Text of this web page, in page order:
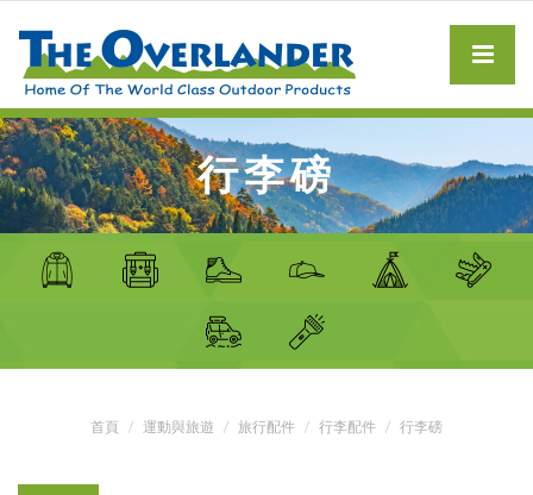
行李磅
首頁 運動與旅遊 旅行配件 行李配件 行李磅